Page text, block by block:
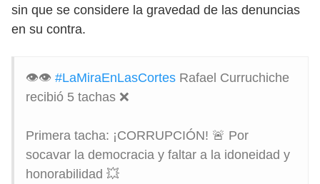
sin que se considere la gravedad de las denuncias
en su contra.
👁👁 #LaMiraEnLasCortes Rafael Curruchiche
recibió 5 tachas ❌
Primera tacha: ¡CORRUPCIÓN! 🚨 Por
socavar la democracia y faltar a la idoneidad y
honorabilidad 💥